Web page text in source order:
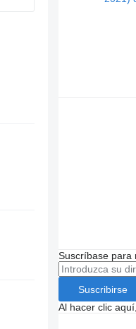
Suscríbase para
Suscribirse
Al hacer clic